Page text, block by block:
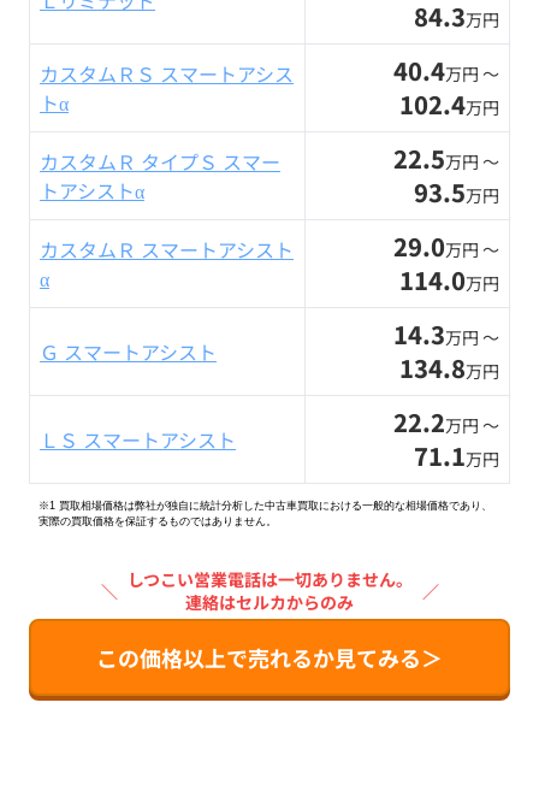
84.3万円
カスタムＲＳ スマートアシス
トα
40.4万円 〜
102.4万円
カスタムＲ タイプＳ スマー
トアシストα
22.5万円 〜
93.5万円
カスタムＲ スマートアシスト
α
29.0万円 〜
114.0万円
Ｇ スマートアシスト 14.3万円 〜
134.8万円
ＬＳ スマートアシスト 22.2万円 〜
71.1万円
※1 買取相場価格は弊社が独自に統計分析した中古車買取における一般的な相場価格であり、
実際の買取価格を保証するものではありません。
＼ しつこい営業電話は一切ありません。
連絡はセルカからのみ
／
この価格以上で売れるか見てみる＞